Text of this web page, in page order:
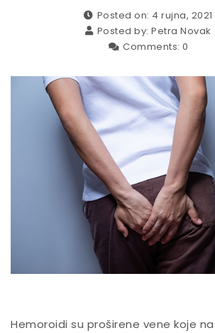
Posted on: 4 rujna, 2021
Posted by:Petra Novak
Comments: 0
Hemoroidi su proširene vene koje